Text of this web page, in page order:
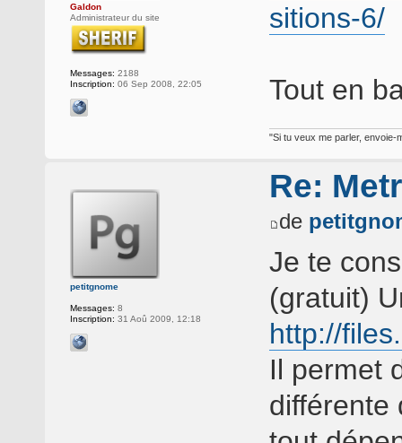
Galdon
Administrateur du site
Messages: 2188
Inscription: 06 Sep 2008, 22:05
sitions-6/
Tout en
"Si tu veux me parler, envoie-
petitgnome
Messages: 8
Inscription: 31 Aoû 2009, 12:18
Re:
de
Je te
(gratuit)
http://
Il permet
différente